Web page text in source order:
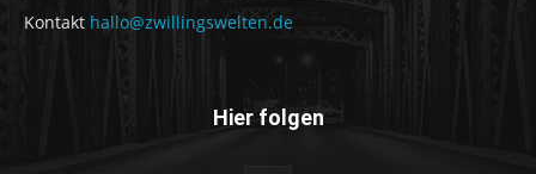
Kontakt hallo@zwillingswelten.de
Hier folgen